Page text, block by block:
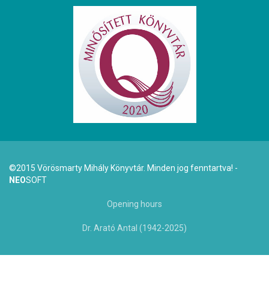
©2015 Vörösmarty Mihály Könyvtár. Minden jog fenntartva! -
NEOSOFT
Opening hours
Dr. Arató Antal (1942-2025)